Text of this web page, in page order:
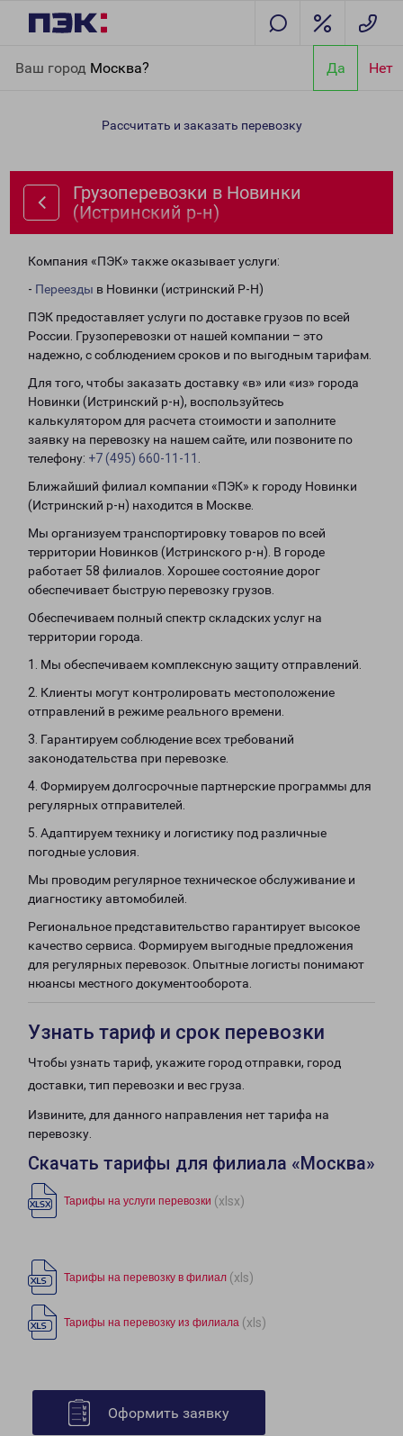
Ваш город Москва? Да Нет
(Истринский р-н)
Рассчитать и заказать перевозку
Грузоперевозки в Новинки
(Истринский р-н)
Компания «ПЭК» также оказывает услуги:
- Переезды в Новинки (истринский Р-Н)
ПЭК предоставляет услуги по доставке грузов по всей
России. Грузоперевозки от нашей компании – это
надежно, с соблюдением сроков и по выгодным тарифам.
Для того, чтобы заказать доставку «в» или «из» города
Новинки (Истринский р-н), воспользуйтесь
калькулятором для расчета стоимости и заполните
заявку на перевозку на нашем сайте, или позвоните по
телефону: +7 (495) 660-11-11
Ближайший филиал компании «ПЭК» к городу Новинки
(Истринский р-н) находится в Москве.
Мы организуем транспортировку товаров по всей
территории Новинков (Истринского р-н). В городе
работает 58 филиалов. Хорошее состояние дорог
обеспечивает быструю перевозку грузов.
Обеспечиваем полный спектр складских услуг на
территории города.
1. Мы обеспечиваем комплексную защиту отправлений.
2. Клиенты могут контролировать местоположение
отправлений в режиме реального времени.
3. Гарантируем соблюдение всех требований
законодательства при перевозке.
4. Формируем долгосрочные партнерские программы для
регулярных отправителей.
5. Адаптируем технику и логистику под различные
погодные условия.
Мы проводим регулярное техническое обслуживание и
диагностику автомобилей.
Региональное представительство гарантирует высокое
качество сервиса. Формируем выгодные предложения
для регулярных перевозок. Опытные логисты понимают
нюансы местного документооборота.
Узнать тариф и срок перевозки
Чтобы узнать тариф, укажите город отправки, город
доставки, тип перевозки и вес груза.
Извините, для данного направления нет тарифа на
перевозку.
Скачать тарифы для филиала «Москва»
Тарифы на услуги перевозки (xlsx)
Тарифы на перевозку в филиал (xls)
Тарифы на перевозку из филиала (xls)
Оформить заявку